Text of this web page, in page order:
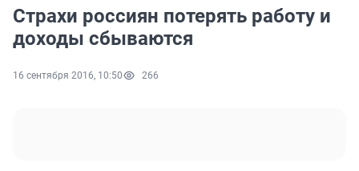
Страхи россиян потерять работу и
доходы сбываются
16 сентября 2016, 10:50 266